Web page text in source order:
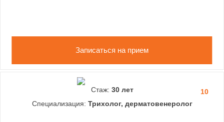
Записаться на прием
10
Стаж: 30 лет
Специализация: Трихолог, дерматовенеролог